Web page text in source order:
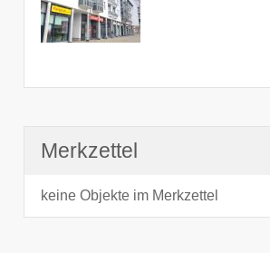
Merkzettel
keine Objekte im Merkzettel